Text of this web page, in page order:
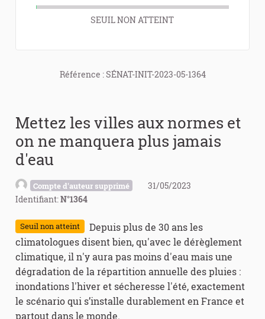
SEUIL NON ATTEINT
Référence : SÉNAT-INIT-2023-05-1364
Mettez les villes aux normes et
on ne manquera plus jamais
d'eau
Compte d'auteur supprimé
31/05/2023
Identifiant:N°1364
Seuil non atteint
Depuis plus de 30 ans les
climatologues disent bien, qu'avec le dérèglement
climatique, il n'y aura pas moins d'eau mais une
dégradation de la répartition annuelle des pluies :
inondations l'hiver et sécheresse l'été, exactement
le scénario qui s’installe durablement en France et
partout dans le monde.